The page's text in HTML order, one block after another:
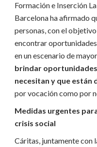
Formación e Inserción
Barcelona ha afirmado
personas, con el
encontrar
en un escenario de
brindar oportunidades
necesitan y que están
por vocación como por
Medidas urgentes
crisis social
Cáritas, juntamente con